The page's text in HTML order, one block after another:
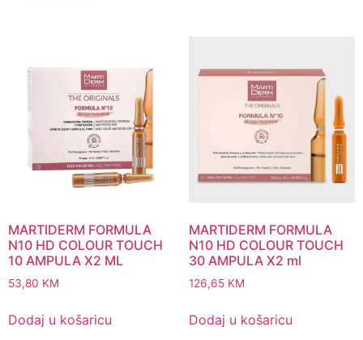
MARTIDERM FORMULA
N10 HD COLOUR TOUCH
10 AMPULA X2 ML
53,80 KM
Dodaj u košaricu
MARTIDERM FORMULA
N10 HD COLOUR TOUCH
30 AMPULA X2 ml
126,65 KM
Dodaj u košaricu